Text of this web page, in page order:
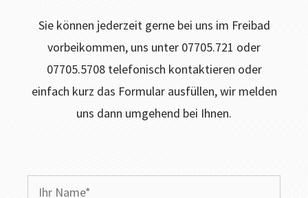
Sie können jederzeit gerne bei uns im Freibad
vorbeikommen, uns unter 07705.721 oder
07705.5708 telefonisch kontaktieren oder
einfach kurz das Formular ausfüllen, wir melden
uns dann umgehend bei Ihnen.